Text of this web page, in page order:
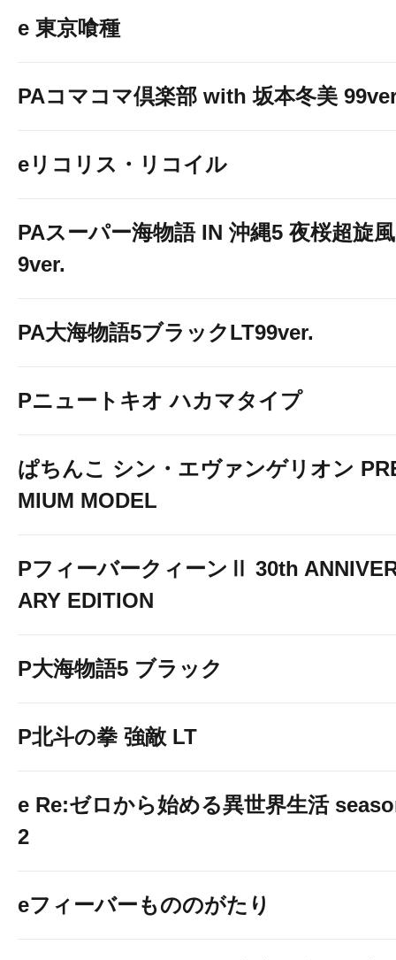
e 東京喰種
PAコマコマ倶楽部 with 坂本冬美
eリコリス・リコイル
PAスーパー海物語 IN 沖縄5 夜桜超旋
9ver.
PA大海物語5ブラックLT99ver.
Pニュートキオ ハカマタイプ
ぱちんこ シン・エヴァンゲリオン
MIUM MODEL
PフィーバークィーンⅡ 30th
ARY EDITION
P大海物語5 ブラック
P北斗の拳 強敵 LT
e Re:ゼロから始める異世界生活
2
eフィーバーもののがたり